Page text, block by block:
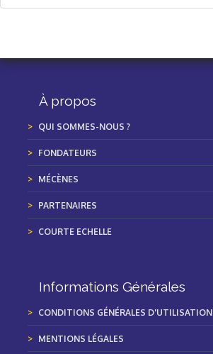
À propos
QUI SOMMES-NOUS ?
FONDATEURS
MÉCÈNES
PARTENAIRES
COURTE ECHELLE
Informations Générales
CONDITIONS GÉNÉRALES D'UTILISATION
MENTIONS LÉGALES